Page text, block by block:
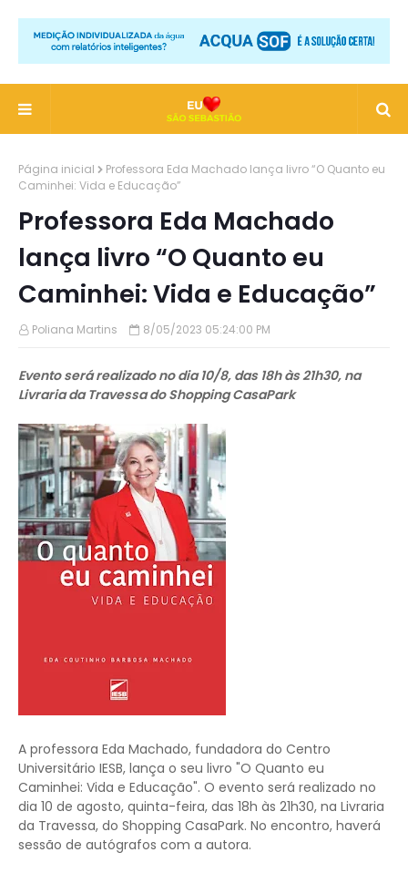
Página inicial
Professora Eda Machado lança livro “O Quanto eu
Caminhei: Vida e Educação”
Professora Eda Machado
lança livro “O Quanto eu
Caminhei: Vida e Educação”
Poliana Martins 8/05/2023 05:24:00 PM
Evento será realizado no dia 10/8, das 18h às 21h30, na
Livraria da Travessa do Shopping CasaPark
A professora Eda Machado, fundadora do Centro
Universitário IESB, lança o seu livro "O Quanto eu
Caminhei: Vida e Educação". O evento será realizado no
dia 10 de agosto, quinta-feira, das 18h às 21h30, na Livraria
da Travessa, do Shopping CasaPark. No encontro, haverá
sessão de autógrafos com a autora.